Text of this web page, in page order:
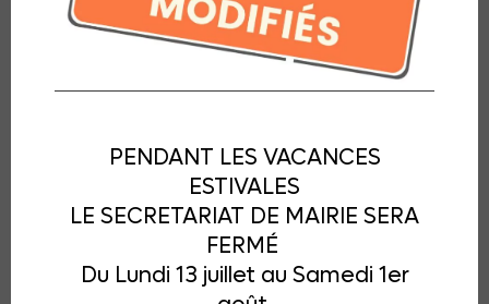
PENDANT LES VACANCES
ESTIVALES
LE SECRETARIAT DE MAIRIE SERA
FERMÉ
Du Lundi 13 juillet au Samedi 1er